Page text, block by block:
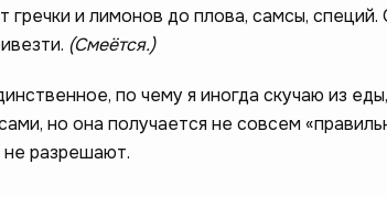
гречки и лимонов до плова, самсы,
(Смеётся.)
по чему я иногда скучаю из
но она получается не совсем
не разрешают.
нам стать лучше –
опрос❤️